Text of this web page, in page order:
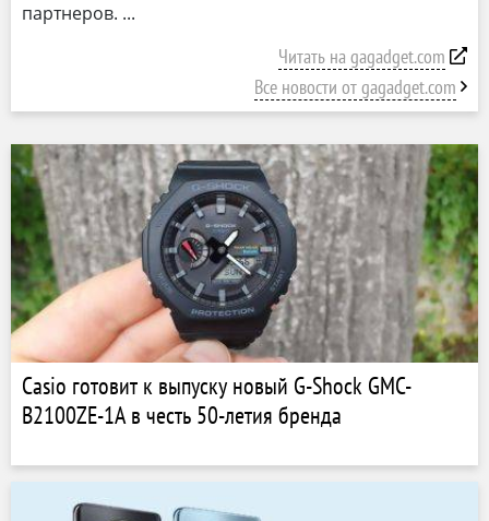
партнеров.
Читать на gagadget.com
Все новости от gagadget.com
Casio готовит к выпуску новый G-Shock GMC-
B2100ZE-1A в честь 50-летия бренда